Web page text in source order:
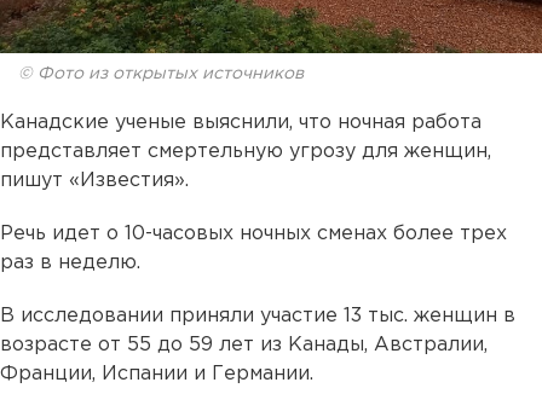
© Фото из открытых источников
Канадские ученые выяснили, что ночная работа
представляет смертельную угрозу для женщин,
пишут «Известия».
Речь идет о 10-часовых ночных сменах более трех
раз в неделю.
В исследовании приняли участие 13 тыс. женщин в
возрасте от 55 до 59 лет из Канады, Австралии,
Франции, Испании и Германии.